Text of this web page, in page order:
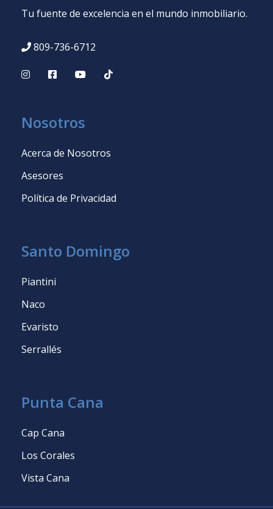
Tu fuente de excelencia en el mundo inmobiliario.
809-736-6712
Nosotros
Acerca de Nosotros
Asesores
Política de Privacidad
Santo Domingo
Piantini
Naco
Evaristo
Serrallés
Punta Cana
Cap Cana
Los Corales
Vista Cana